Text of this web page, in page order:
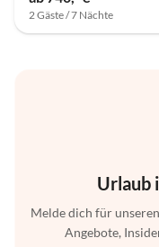
2 Gäste / 7 Nächte
Urlaub
Melde dich für
Angebote,